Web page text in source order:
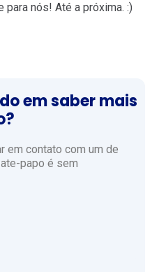
nós! Até a próxima. :)
em saber mais
em contato com um de
papo é sem